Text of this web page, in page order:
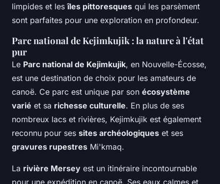
limpides et lesîles pittoresques qui les parsèment
sont parfaites pour une exploration en profondeur.
Parc national de Kejimkujik : la nature à l'état
pur
Le Parc national de Kejimkujik, en Nouvelle-Écosse,
est une destination de choix pour les amateurs de
canoë. Ce parc est unique par son écosystème
varié et sa richesse culturelle. En plus de ses
nombreux lacs et rivières, Kejimkujik est également
reconnu pour ses sites archéologiques et ses
gravures rupestres Mi'kmaq.
La rivière Mersey est un itinéraire incontournable
pour une expédition en canoë. Ses eaux calmes et